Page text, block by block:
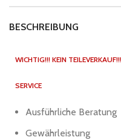
BESCHREIBUNG
WICHTIG!!! KEIN
SERVICE
Ausführliche Beratung
Gewährleistung